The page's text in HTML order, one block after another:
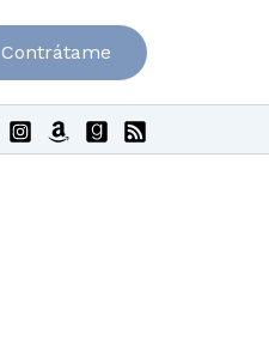
Contrátame